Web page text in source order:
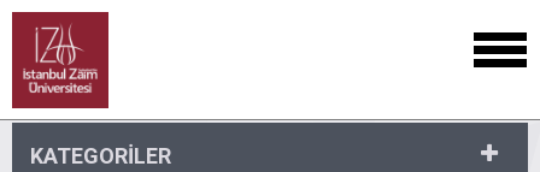
KATEGORİLER